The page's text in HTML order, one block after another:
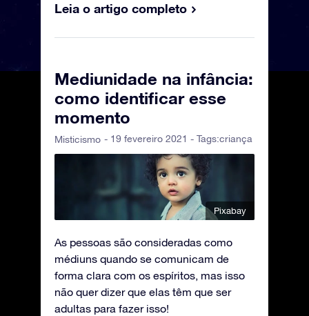
Leia o artigo completo
Mediunidade na infância:
como identificar esse
momento
Misticismo - 19 fevereiro 2021 - Tags:criança
Pixabay
As pessoas são consideradas como
médiuns quando se comunicam de
forma clara com os espíritos, mas isso
não quer dizer que elas têm que ser
adultas para fazer isso!